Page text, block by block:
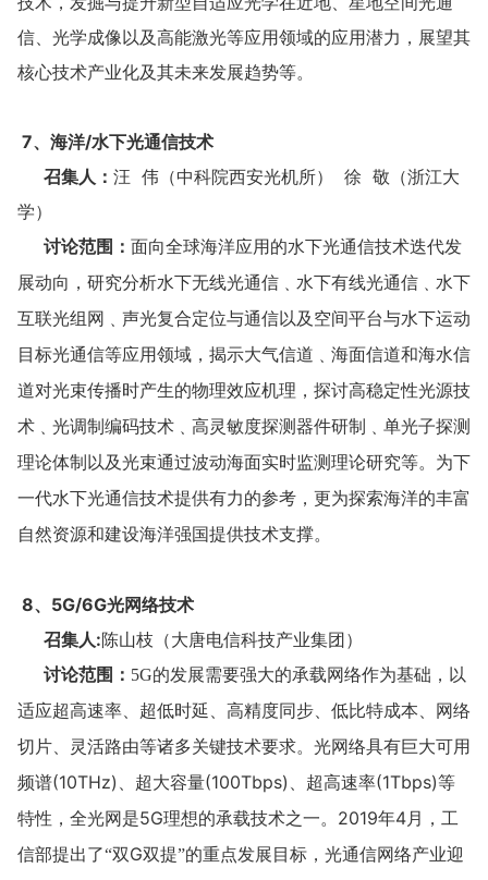
信、光学成像以及高能激光等应用领域的应用潜力，展望其
核心技术产业化及其未来发展趋势等。
7、海洋/水下光通信技术
召集人： 汪 伟（中科院西安光机所） 徐 敬（浙江大
学）
讨论范围： 面向全球海洋应用的水下光通信技术迭代发
展动向，研究分析水下无线光通信﹑水下有线光通信﹑水下
互联光组网﹑声光复合定位与通信以及空间平台与水下运动
目标光通信等应用领域，揭示大气信道
海面信道和海水信
道对光束传播时产生的物理效应机理，探讨高稳定性光源技
术﹑光调制编码技术﹑高灵敏度探测器件研制﹑单光子探测
理论体制以及光束通过波动海面实时监测理论研究等。为下
一代水下光通信技术提供有力的参考，更为探索海洋的丰富
自然资源和建设海洋强国提供技术支撑。
8、5G/6G光网络技术
召集人:陈山枝（大唐电信科技产业集团）
讨论范围： 5G的发展需要强大的承载网络作为基础，以
适应超高速率、超低时延、高精度同步、低比特成本、网络
切片、灵活路由等诸多关键技术要求。光网络具有巨大可用
频谱(10THz) 、超大容量(100Tbps) 、超高速率(1Tbps)等
特性，全光网是5G理想的承载技术之一。 2019年4月，工
信部提出了“双G双提”的重点发展目标，光通信网络产业迎